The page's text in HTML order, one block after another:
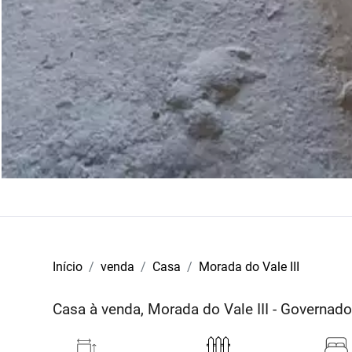
Início venda Casa Morada do Vale III
Casa à venda, Morada do Vale III -